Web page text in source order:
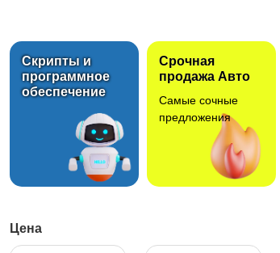
дорожные машины
машины
Скрипты и
программное
обеспечение
Срочная
продажа Авто
Самые сочные
предложения
Цена